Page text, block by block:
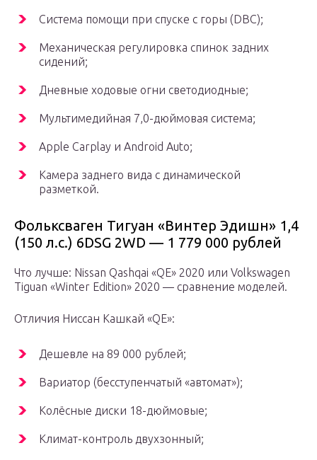
Система помощи при спуске с горы (DBC);
Механическая регулировка спинок задних
сидений;
Дневные ходовые огни светодиодные;
Мультимедийная 7,0-дюймовая система;
Apple Carplay и Android Auto;
Камера заднего вида с динамической
разметкой.
Фольксваген Тигуан «Винтер Эдишн» 1,4
(150 л.с.) 6DSG 2WD — 1 779 000 рублей
Что лучше: Nissan Qashqai «QE» 2020 или Volkswagen
Tiguan «Winter Edition» 2020 — сравнение моделей.
Отличия Ниссан Кашкай «QE»:
Дешевле на 89 000 рублей;
Вариатор (бесступенчатый «автомат»);
Колёсные диски 18-дюймовые;
Климат-контроль двухзонный;